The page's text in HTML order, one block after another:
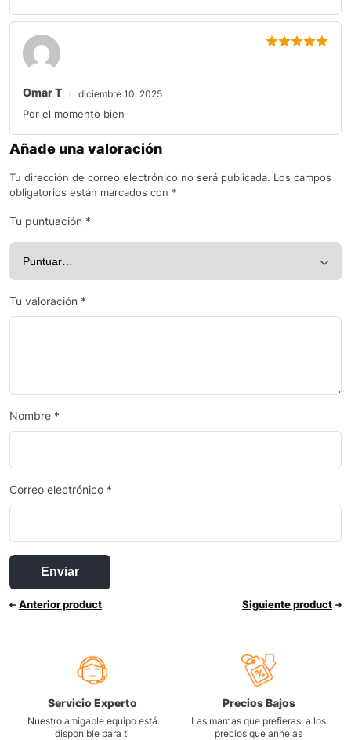
Omar T diciembre 10, 2025
Por el momento bien
Añade una valoración
Tu dirección de correo electrónico no será publicada. Los campos
obligatorios están marcados con *
Tu puntuación *
Tu valoración *
Nombre *
Correo electrónico *
Anterior product Siguiente product
Servicio Experto
Nuestro amigable equipo está
disponible para ti
Precios Bajos
Las marcas que prefieras, a los
precios que anhelas